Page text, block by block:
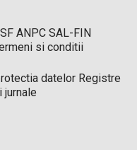
ANPC SAL-FIN
si conditii
datelor Registre
jurnale